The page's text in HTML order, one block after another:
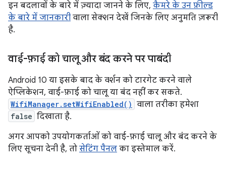
इन बदलावों के बारे में ज़्यादा जानने के लिए, कैमरे के उन फ़ील्ड
के बारे में जानकारी वाला सेक्शन देखें जिनके लिए अनुमति ज़रूरी
है.
वाई-फ़ाई को चालू और बंद करने पर पाबंदी
Android 10 या इसके बाद के वर्शन को टारगेट करने वाले
ऐप्लिकेशन, वाई-फ़ाई को चालू या बंद नहीं कर सकते.
WifiManager.setWifiEnabled() वाला तरीका हमेशा
false दिखाता है.
अगर आपको उपयोगकर्ताओं को वाई-फ़ाई चालू और बंद करने के
लिए सूचना देनी है, तो सेटिंग पैनल का इस्तेमाल करें.